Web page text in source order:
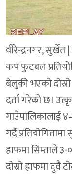
वीरेन्द्रनगर, सुर्खेत
कप फुटबल
बेलुकी भएको
दर्ता गरेको छ।
गाउँपालिकालाई
गर्दै
हाफमा सिम्ताले
दोस्रो हाफमा दुवै